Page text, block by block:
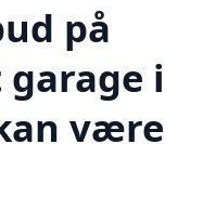
på
i
være